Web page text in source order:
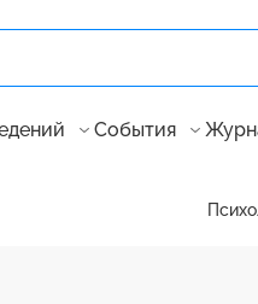
События